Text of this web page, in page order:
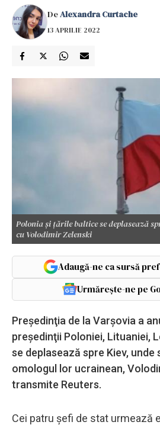
DeAlexandra Curtache
13 APRILIE 2022
Polonia și țările baltice se deplasează
cu Volodimir Zelenski
Adaugă-ne ca sursă
Urmărește-ne pe
Preşedinţia de la Varşovia a
preşedinţii Poloniei, Lituaniei,
se deplasează spre Kiev, unde
omologul lor ucrainean,
transmite Reuters.
Cei patru şefi de stat urmează